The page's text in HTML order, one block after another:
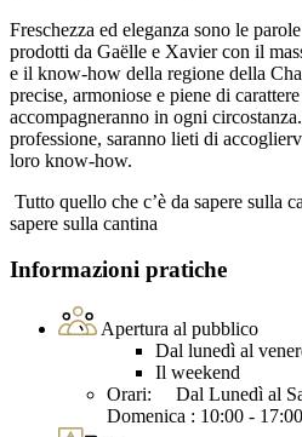
Freschezza ed eleganza sono le
prodotti da Gaëlle e Xavier con il
e il know-how della regione della
precise, armoniose e piene di
accompagneranno in ogni
professione, saranno lieti di
loro know-how.
Tutto quello che c’è da sapere sulla
sapere sulla cantina
Informazioni pratiche
Apertura al pubblico
Dal lunedì al
Il weekend
Orari: Dal Lunedì al
Domenica : 10:00 -